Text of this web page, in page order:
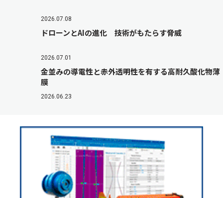
2026.07.08
ドローンとAIの進化 技術がもたらす脅威
2026.07.01
金並みの導電性と赤外透明性を有する高耐久酸化物薄
膜
2026.06.23